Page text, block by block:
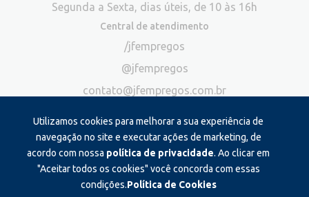
Utilizamos cookies para melhorar a sua experiência de
navegação no site e executar ações de marketing, de
acordo com nossa política de privacidade. Ao clicar em
"Aceitar todos os cookies" você concorda com essas
condições.Política de Cookies
Segunda a Sexta, dias úteis, de 10 às 16h
Central de atendimento
/jfempregos
@jfempregos
contato@jfempregos.com.br
Publicidade
*Exclusivo para atendimento via chat. Não atendemos ligações neste
canal
Produzido e administrado por: